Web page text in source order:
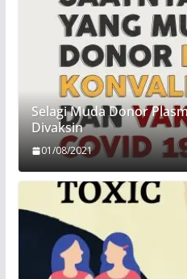
Selagi Muda Donor
Divaksin
01/08/2021